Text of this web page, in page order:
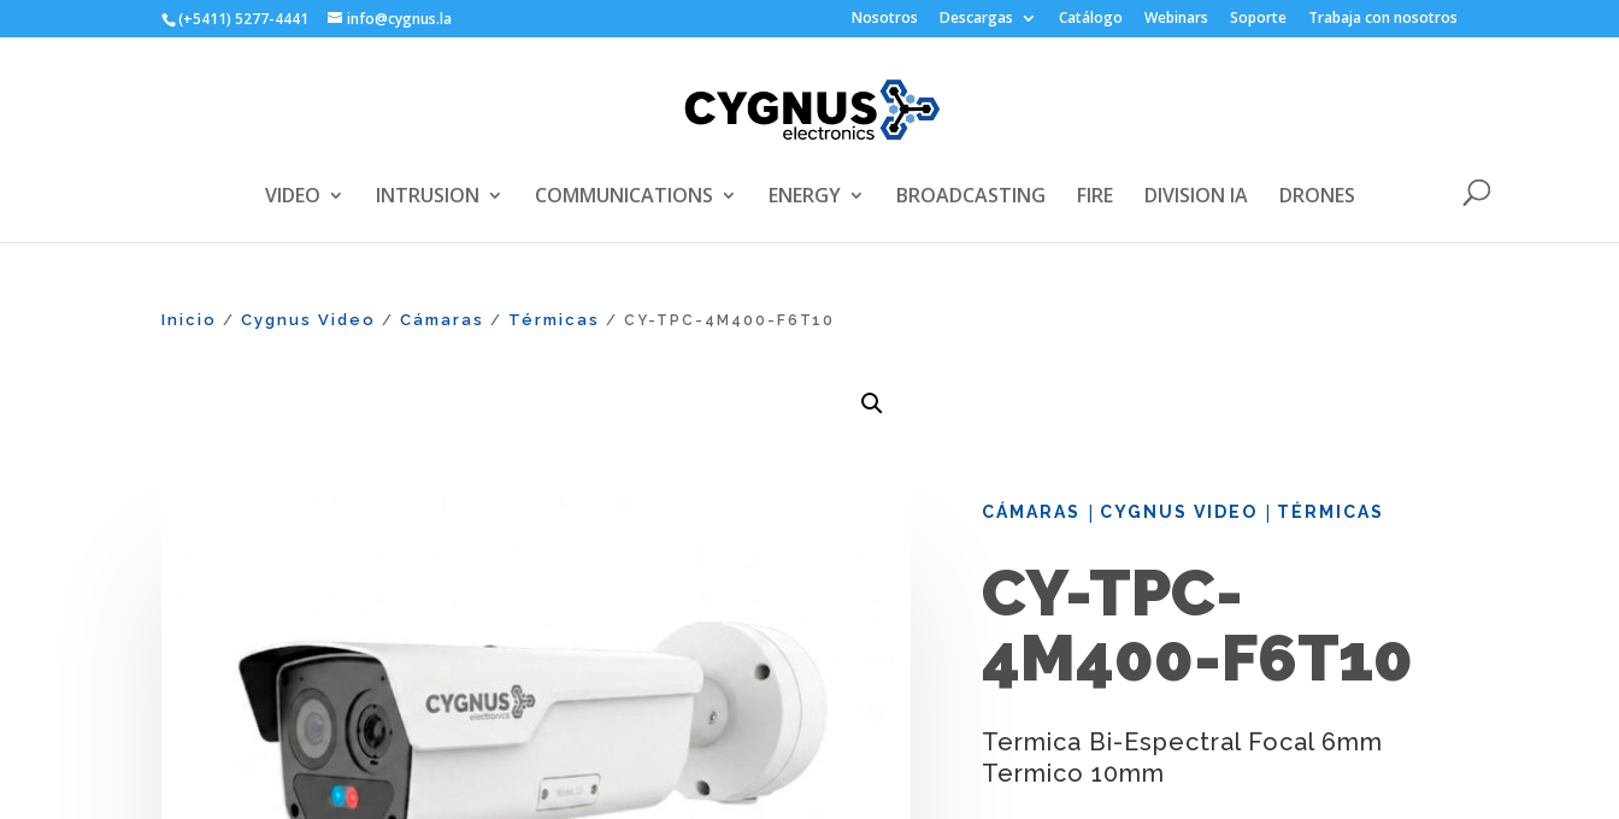
(+5411) 5277-4441 info@cygnus.la Nosotros Descargas Catálogo Webinars Soporte Trabaja con nosotros
VIDEO INTRUSION COMMUNICATIONS ENERGY BROADCASTING FIRE DIVISION IA DRONES
Inicio /Cygnus Video /Cámaras / Térmicas / CY-TPC-4M400-F6T10
CÁMARAS | CYGNUS VIDEO | TÉRMICAS
CY-TPC-
4M400-F6T10
Termica Bi-Espectral Focal 6mm
Termico 10mm